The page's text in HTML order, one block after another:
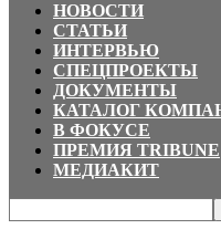
НОВОСТИ
СТАТЬИ
ИНТЕРВЬЮ
СПЕЦПРОЕКТЫ
ДОКУМЕНТЫ
КАТАЛОГ
В ФОКУСЕ
ПРЕМИЯ TRIBUNE
МЕДИАКИТ